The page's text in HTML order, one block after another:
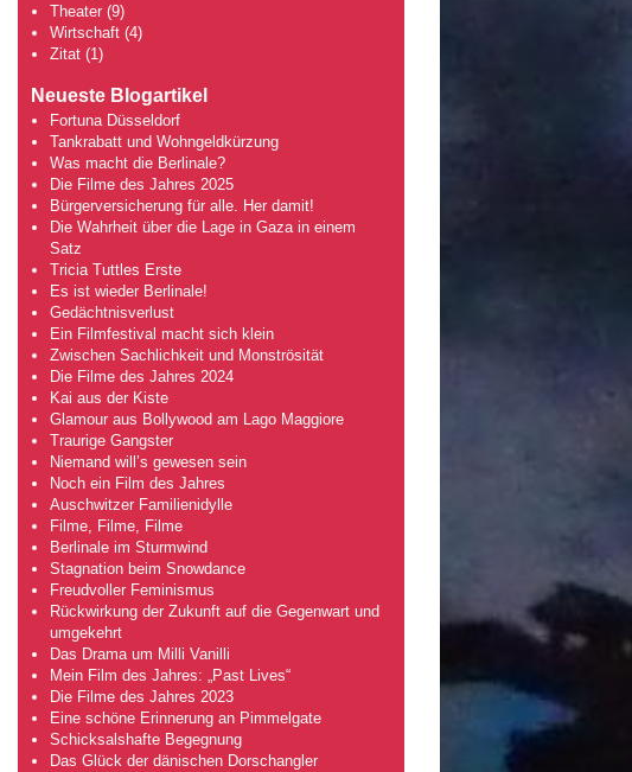
Theater(9)
Wirtschaft(4)
Zitat(1)
Neueste Blogartikel
Fortuna Düsseldorf
Tankrabatt und Wohngeldkürzung
Was macht die Berlinale?
Die Filme des Jahres 2025
Bürgerversicherung für alle. Her damit!
Die Wahrheit über die Lage in Gaza in einem
Satz
Tricia Tuttles Erste
Es ist wieder Berlinale!
Gedächtnisverlust
Ein Filmfestival macht sich klein
Zwischen Sachlichkeit und Monströsität
Die Filme des Jahres 2024
Kai aus der Kiste
Glamour aus Bollywood am Lago Maggiore
Traurige Gangster
Niemand will’s gewesen sein
Noch ein Film des Jahres
Auschwitzer Familienidylle
Filme, Filme, Filme
Berlinale im Sturmwind
Stagnation beim Snowdance
Freudvoller Feminismus
Rückwirkung der Zukunft auf die Gegenwart und
umgekehrt
Das Drama um Milli Vanilli
Mein Film des Jahres: „Past Lives“
Die Filme des Jahres 2023
Eine schöne Erinnerung an Pimmelgate
Schicksalshafte Begegnung
Das Glück der dänischen Dorschangler